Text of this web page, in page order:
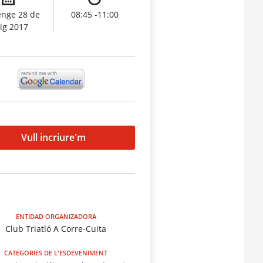
28 de
2017
08:45 -11:00
Vull incriure'm
ENTIDAD ORGANIZADORA
Club Triatló A Corre-Cuita
CATEGORIES DE L'ESDEVENIMENT